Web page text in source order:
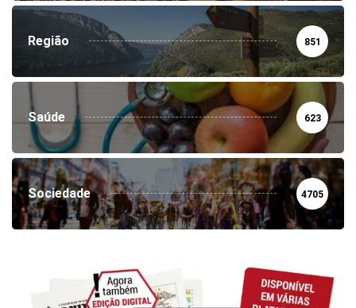
Região 851
Saúde 623
Sociedade 4705